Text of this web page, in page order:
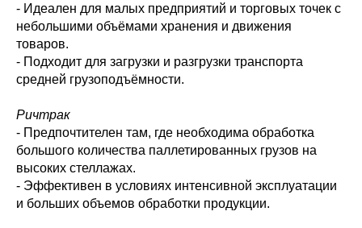
- Идеален для малых предприятий и торговых точек с
небольшими объёмами хранения и движения
товаров.
- Подходит для загрузки и разгрузки транспорта
средней грузоподъёмности.
Ричтрак
- Предпочтителен там, где необходима обработка
большого количества паллетированных грузов на
высоких стеллажах.
- Эффективен в условиях интенсивной эксплуатации
и больших объемов обработки продукции.